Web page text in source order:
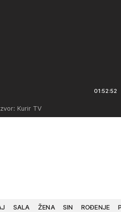
01:52:52
Kurir TV
SALA ŽENA SIN ROĐENJE